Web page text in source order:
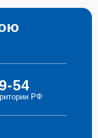
54
РФ